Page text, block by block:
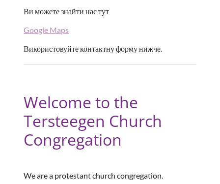
Ви можете знайти нас тут
Google Maps
Використовуйте контактну форму нижче.
Welcome to the
Tersteegen Church
Congregation
We are a protestant church congregation.